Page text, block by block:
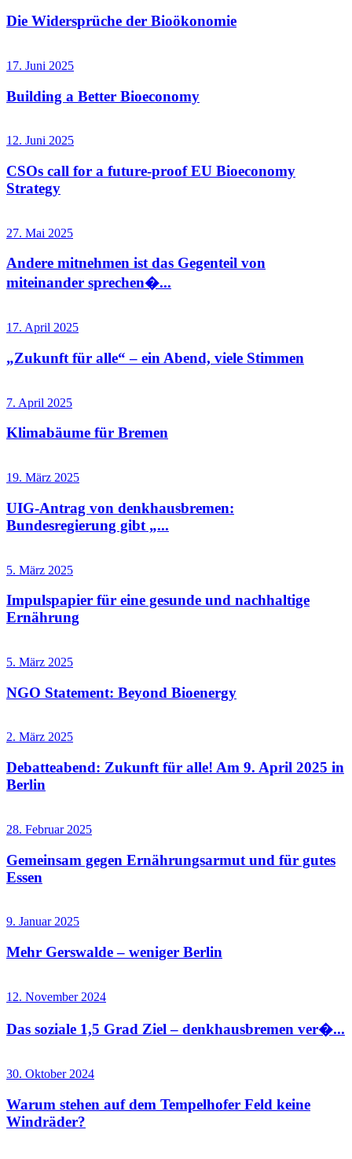
Die Widersprüche der Bioökonomie
17. Juni 2025
Building a Better Bioeconomy
12. Juni 2025
CSOs call for a future-proof EU Bioeconomy
Strategy
27. Mai 2025
Andere mitnehmen ist das Gegenteil von
miteinander sprechen�...
17. April 2025
„Zukunft für alle“ – ein Abend, viele Stimmen
7. April 2025
Klimabäume für Bremen
19. März 2025
UIG-Antrag von denkhausbremen:
Bundesregierung gibt „...
5. März 2025
Impulspapier für eine gesunde und nachhaltige
Ernährung
5. März 2025
NGO Statement: Beyond Bioenergy
2. März 2025
Debatteabend: Zukunft für alle! Am 9. April 2025 in
Berlin
28. Februar 2025
Gemeinsam gegen Ernährungsarmut und für gutes
Essen
9. Januar 2025
Mehr Gerswalde – weniger Berlin
12. November 2024
Das soziale 1,5 Grad Ziel – denkhausbremen ver�...
30. Oktober 2024
Warum stehen auf dem Tempelhofer Feld keine
Windräder?